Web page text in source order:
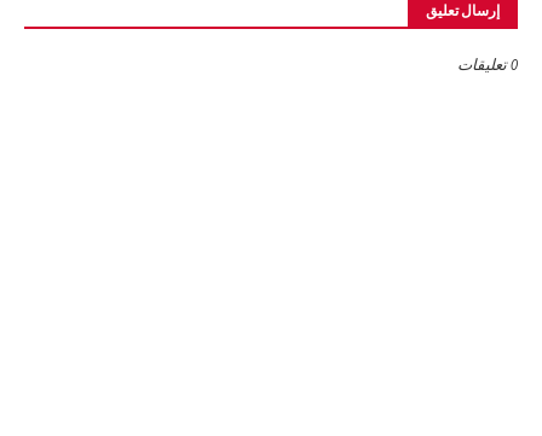
إرسال تعليق
0 تعليقات